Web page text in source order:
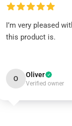
I’m very pleased
this product is.
O Oliver
Verified owner